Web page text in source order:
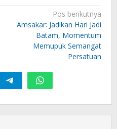
Pos berikutnya
Amsakar: Jadikan Hari Jadi
Batam, Momentum
Memupuk Semangat
Persatuan